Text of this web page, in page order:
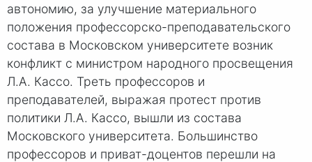
автономию, за улучшение материального
положения профессорско-преподавательского
состава в Московском университете возник
конфликт с министром народного просвещения
Л.А. Кассо. Треть профессоров и
преподавателей, выражая протест против
политики Л.А. Кассо, вышли из состава
Московского университета. Большинство
профессоров и приват-доцентов перешли на